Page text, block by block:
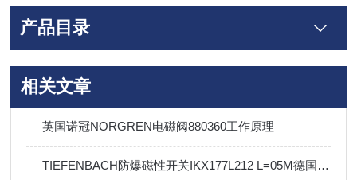
产品目录
相关文章
英国诺冠NORGREN电磁阀880360工作原理
TIEFENBACH防爆磁性开关IKX177L212 L=05M德国PINTSCH